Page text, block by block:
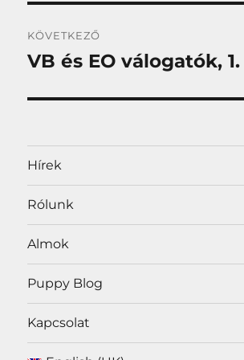
KÖVETKEZŐ
Következő
VB és EO válogatók,
Hírek
Rólunk
Almok
Puppy Blog
Kapcsolat